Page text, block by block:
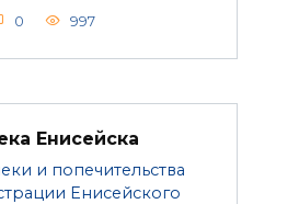
0 997
Енисейска
и попечительства
Енисейского